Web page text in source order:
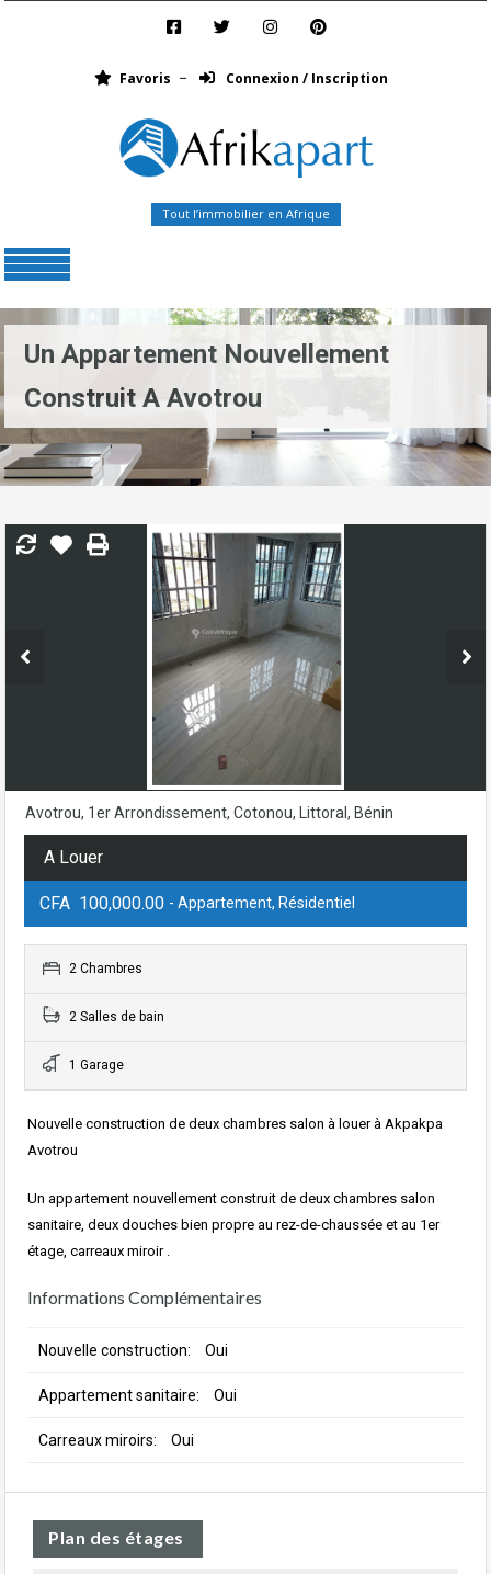
Favoris Connexion / Inscription
Tout l’immobilier en Afrique
Un Appartement Nouvellement
Construit A Avotrou
Avotrou, 1er Arrondissement, Cotonou, Littoral, Bénin
A Louer
CFA 100,000.00 - Appartement, Résidentiel
2 Chambres
2 Salles de bain
1 Garage
Nouvelle construction de deux chambres salon à louer à Akpakpa
Avotrou
Un appartement nouvellement construit de deux chambres salon
sanitaire, deux douches bien propre au rez-de-chaussée et au 1er
étage, carreaux miroir .
Informations Complémentaires
Nouvelle construction: Oui
Appartement sanitaire: Oui
Carreaux miroirs: Oui
Plan des étages